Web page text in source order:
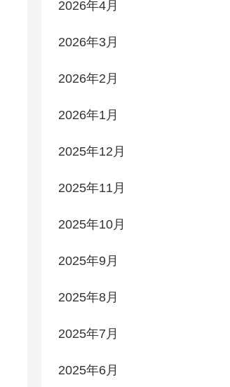
2026年4月
2026年3月
2026年2月
2026年1月
2025年12月
2025年11月
2025年10月
2025年9月
2025年8月
2025年7月
2025年6月